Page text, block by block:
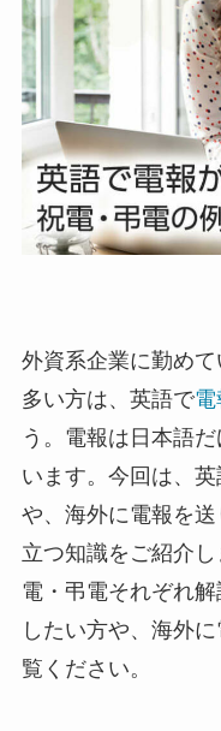
退職・定年
入学・就
成人式
父の日
叙勲・褒
長寿・還
暑中・残
外資系企業に勤め
多い方は、英語で電
う。電報は日本語
います。今回は、
や、海外に電報を
立つ知識をご紹介
電・弔電それぞれ
したい方や、海外
覧ください。